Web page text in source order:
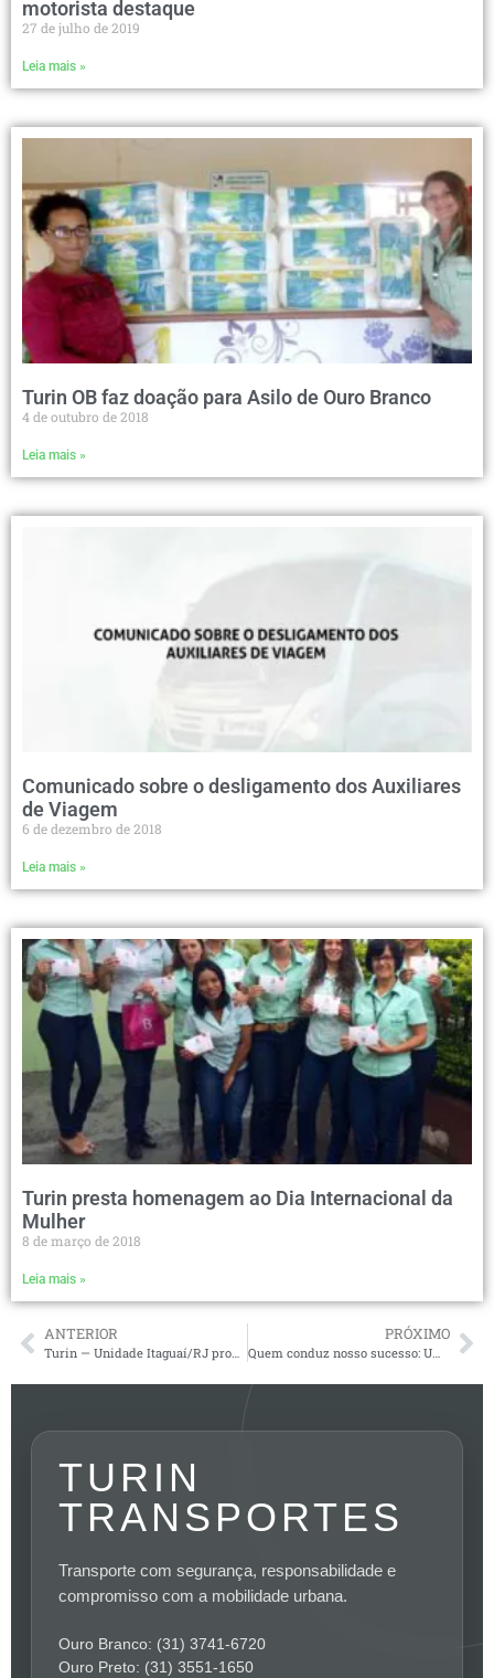
motorista destaque
27 de julho de 2019
Leia mais »
Turin OB faz doação para Asilo de Ouro Branco
4 de outubro de 2018
Leia mais »
Comunicado sobre o desligamento dos Auxiliares
de Viagem
6 de dezembro de 2018
Leia mais »
Turin presta homenagem ao Dia Internacional da
Mulher
8 de março de 2018
Leia mais »
ANTERIOR
Turin — Unidade Itaguaí/RJ promove campanha Junho Verde com ações de conscientização ambiental
PRÓXIMO
Quem conduz nosso sucesso: Uma homenagem da Turin ao Mês do Motorista
TURIN
TRANSPORTES
Transporte com segurança, responsabilidade e
compromisso com a mobilidade urbana.
Ouro Branco: (31) 3741-6720
Ouro Preto: (31) 3551-1650